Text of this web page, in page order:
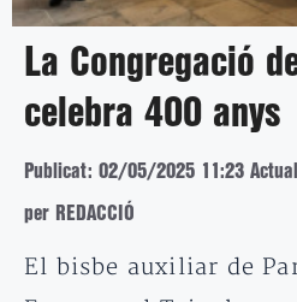
La Congregació
celebra 400 anys
Publicat: 02/05/2025 11:23
per REDACCIÓ
El bisbe auxiliar de